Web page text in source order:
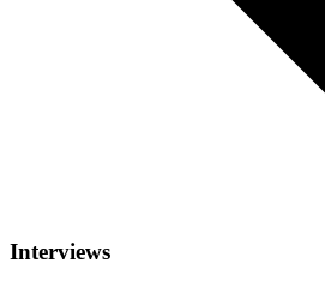
Interviews